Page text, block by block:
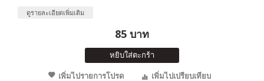
ดูรายละเอียดเพิ่มเติม
85 บาท
หยิบใส่ตะกร้า
เพิ่มไปรายการโปรด
เพิ่มไปเปรียบเทียบ